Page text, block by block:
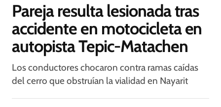
Pareja resulta lesionada tras
accidente en motocicleta en
autopista Tepic-Matachen
Los conductores chocaron contra ramas caídas
del cerro que obstruían la vialidad en Nayarit